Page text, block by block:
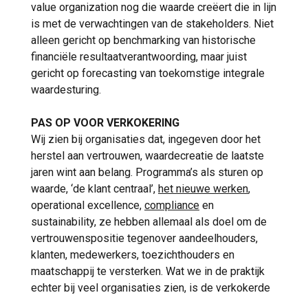
value organization nog die waarde creëert die in lijn
is met de verwachtingen van de stakeholders. Niet
alleen gericht op benchmarking van historische
financiële resultaatverantwoording, maar juist
gericht op forecasting van toekomstige integrale
waardesturing.
PAS OP VOOR VERKOKERING
Wij zien bij organisaties dat, ingegeven door het
herstel aan vertrouwen, waardecreatie de laatste
jaren wint aan belang. Programma’s als sturen op
waarde, ‘de klant centraal’, het nieuwe werken,
operational excellence, compliance en
sustainability, ze hebben allemaal als doel om de
vertrouwenspositie tegenover aandeelhouders,
klanten, medewerkers, toezichthouders en
maatschappij te versterken. Wat we in de praktijk
echter bij veel organisaties zien, is de verkokerde